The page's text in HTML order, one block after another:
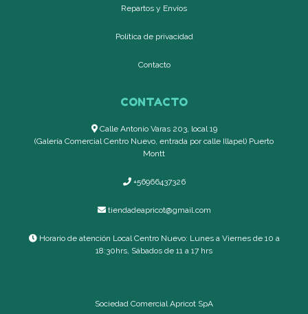
Repartos y Envíos
Política de privacidad
Contacto
CONTACTO
Calle Antonio Varas 203, local 19
(Galería Comercial Centro Nuevo, entrada por calle Illapel) Puerto
Montt
+56966437326
tiendadeapricot@gmail.com
Horario de atención Local Centro Nuevo: Lunes a Viernes de 10 a
18:30hrs, Sábados de 11 a 17 hrs
Sociedad Comercial Apricot SpA